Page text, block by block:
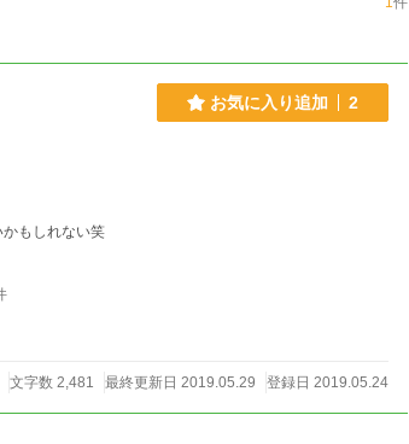
お気に入り追加 2
もしれない笑
文字数 2,481 最終更新日 2019.05.29 登録日 2019.05.24